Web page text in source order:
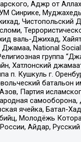
Аджр от
Синрике,
Чистопольский
валь-Джихад,
National
группа
Хатлонский
п. Кушкуль г.
батальон
Партия
самооборона,
ячейка, Батал-
Молодёжь
Айдар,